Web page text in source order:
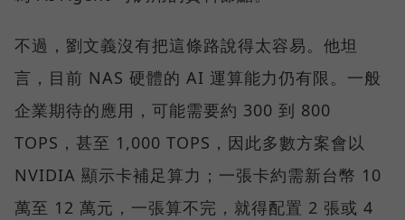
不過，劉文義沒有把這條路說得太容易。他坦
言，目前 NAS 硬體的 AI 運算能力仍有限。一般
企業期待的應用，可能需要約 300 到 800
TOPS，甚至 1,000 TOPS，因此多數方案會以
NVIDIA 顯示卡補足算力；一張卡約需新台幣 10
萬至 12 萬元，一張算不完，就得配置 2 張或 4